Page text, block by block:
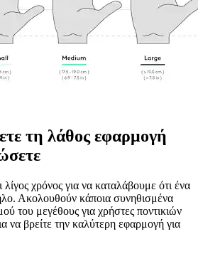
τη λάθος εφαρμογή
λίγος χρόνος για να καταλάβουμε ότι ένα
Ακολουθούν κάποια συνηθισμένα
του μεγέθους για χρήστες ποντικιών
να βρείτε την καλύτερη εφαρμογή για